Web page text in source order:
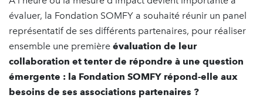
évaluer, la Fondation SOMFY a souhaité réunir un panel
représentatif de ses différents partenaires, pour réaliser
ensemble une première évaluation de leur
collaboration et tenter de répondre à une question
émergente : la Fondation SOMFY répond-elle aux
besoins de ses associations partenaires ?